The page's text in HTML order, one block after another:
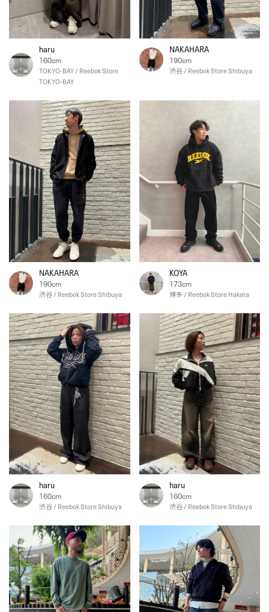
haru
160cm
TOKYO-BAY / Reebok Store
TOKYO-BAY
NAKAHARA
190cm
渋谷 / Reebok Store Shibuya
NAKAHARA
190cm
渋谷 / Reebok Store Shibuya
KOYA
173cm
博多 / Reebok Store Hakata
haru
160cm
渋谷 / Reebok Store Shibuya
haru
160cm
渋谷 / Reebok Store Shibuya